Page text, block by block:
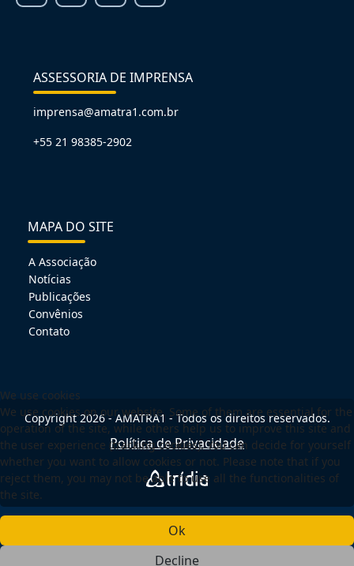
ASSESSORIA DE IMPRENSA
imprensa@amatra1.com.br
+55 21 98385-2902
MAPA DO SITE
A Associação
Notícias
Publicações
Convênios
Contato
Copyright 2026 - AMATRA1 - Todos os direitos reservados.
Política de Privacidade
We use cookies
We use cookies on our website. Some of them are essential for the
operation of the site, while others help us to improve this site and
the user experience (tracking cookies). You can decide for yourself
whether you want to allow cookies or not. Please note that if you
reject them, you may not be able to use all the functionalities of
the site.
Ok
Decline